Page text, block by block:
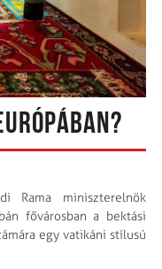
Rama miniszterelnök
fővárosban a bektási
egy vatikáni stílusú